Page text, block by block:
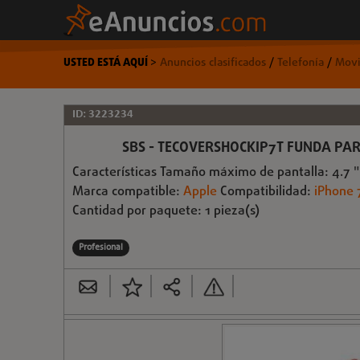
USTED ESTÁ AQUÍ> Anuncios clasificados/Telefonía/
ID: 3223234
SBS - TECOVERSHOCKIP7T FUNDA
Características Tamaño máximo de pantalla: 4.7
Marca compatible: Apple Compatibilidad: iPhone
Cantidad por paquete: 1 pieza(s)
Profesional